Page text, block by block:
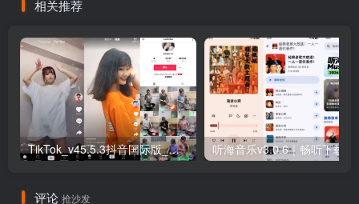
相关推荐
TikTok_v45.5.3抖音国际版_免拔卡解锁全球版
评论 抢沙发